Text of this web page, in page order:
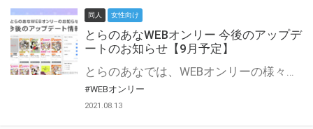
同人 女性向け
とらのあなWEBオンリー 今後のアップデ
ートのお知らせ【9月予定】
とらのあなでは、WEBオンリーの様々な支援を実施しています。 今回は2021年9月に実装を予定しているアップデート情報についてご紹介いたします。 とらのあなWEBオンリーサイトはこちら
#WEBオンリー
2021.08.13